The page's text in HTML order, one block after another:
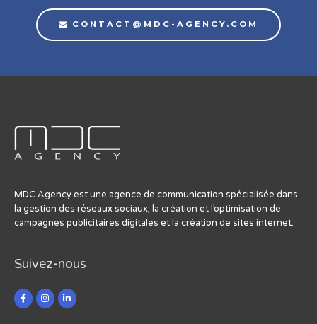
CONTACT@MDC-AGENCY.COM
MDC Agency est une agence de communication spécialisée dans
la gestion des réseaux sociaux, la création et l’optimisation de
campagnes publicitaires digitales et la création de sites internet.
Suivez-nous